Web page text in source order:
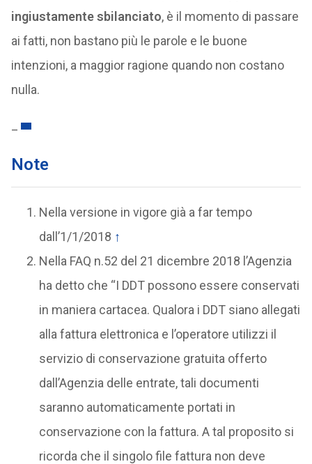
ingiustamente sbilanciato, è il momento di passare
ai fatti, non bastano più le parole e le buone
intenzioni, a maggior ragione quando non costano
nulla.
Note
Nella versione in vigore già a far tempo
dall’1/1/2018 ↑
Nella FAQ n.52 del 21 dicembre 2018 l’Agenzia
ha detto che “I DDT possono essere conservati
in maniera cartacea. Qualora i DDT siano allegati
alla fattura elettronica e l’operatore utilizzi il
servizio di conservazione gratuita offerto
dall’Agenzia delle entrate, tali documenti
saranno automaticamente portati in
conservazione con la fattura. A tal proposito si
ricorda che il singolo file fattura non deve